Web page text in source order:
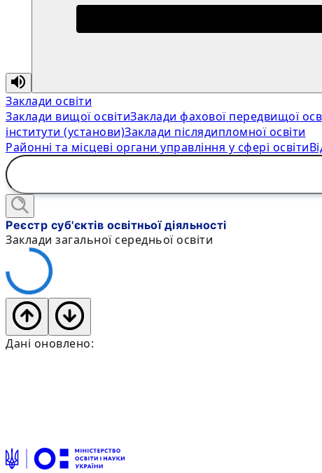
Заклади освіти
Заклади вищої освітиЗаклади фахової передвищої
інститути (установи)Заклади післядипломної освіти
Районні та місцеві органи управління у сфері освіти
Реєстр суб'єктів освітньої діяльності
Заклади загальної середньої освіти
Дані оновлено: